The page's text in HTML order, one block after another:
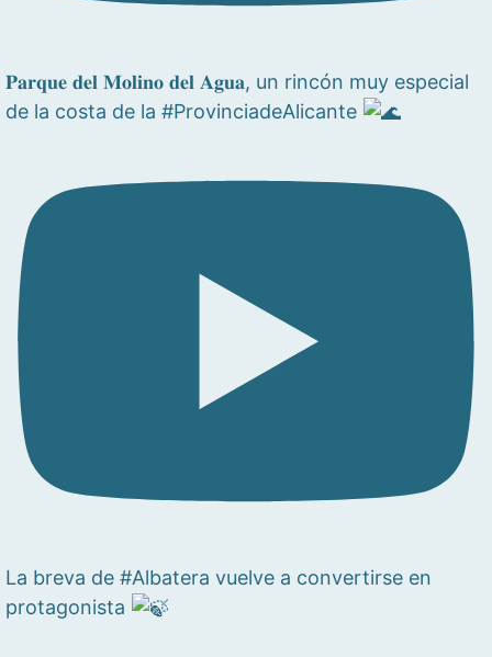
𝐏𝐚𝐫𝐪𝐮𝐞 𝐝𝐞𝐥 𝐌𝐨𝐥𝐢𝐧𝐨 𝐝𝐞𝐥 𝐀𝐠𝐮𝐚, un rincón muy especial
de la costa de la #ProvinciadeAlicante
La breva de #Albatera vuelve a convertirse en
protagonista